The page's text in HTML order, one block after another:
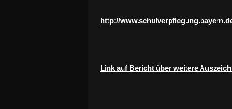
http://
Link auf Bericht über weitere